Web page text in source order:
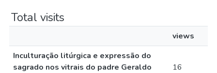
Total visits
views
Inculturação litúrgica e expressão do
sagrado nos vitrais do padre Geraldo
16